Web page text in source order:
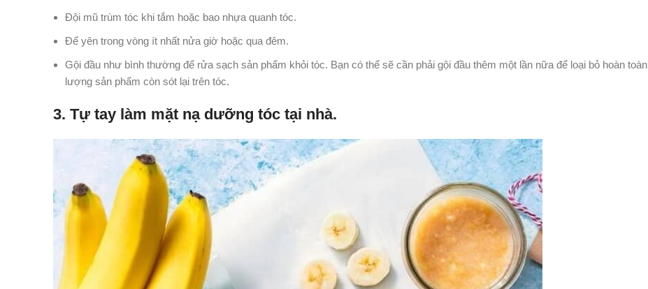
Đội mũ trùm tóc khi tắm hoặc bao nhựa quanh tóc.
Để yên trong vòng ít nhất nửa giờ hoặc qua đêm.
Gội đầu như bình thường để rửa sạch sản phẩm khỏi tóc. Bạn có thể sẽ cần phải gội đầu thêm một lần nữa để loại bỏ hoàn toàn
lượng sản phẩm còn sót lại trên tóc.
3. Tự tay làm mặt nạ dưỡng tóc tại nhà.